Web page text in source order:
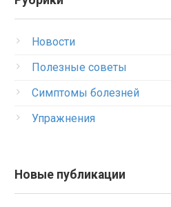
Новости
Полезные советы
Симптомы болезней
Упражнения
Новые публикации